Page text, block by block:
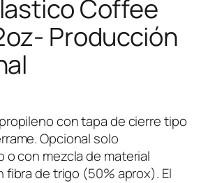
Coffee
Producción
con tapa de cierre tipo
Opcional solo
o con mezcla de material
fibra de trigo (50% aprox). El